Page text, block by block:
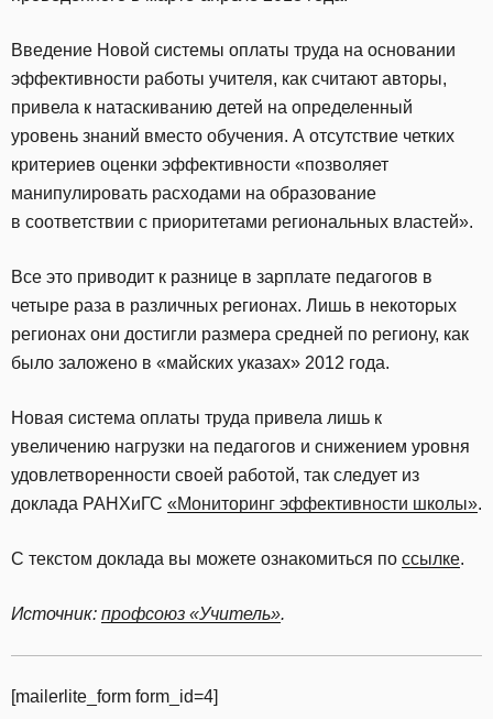
Введение Новой системы оплаты труда на основании
эффективности работы учителя, как считают авторы,
привела к натаскиванию детей на определенный
уровень знаний вместо обучения. А отсутствие четких
критериев оценки эффективности «позволяет
манипулировать расходами на образование
в соответствии с приоритетами региональных властей».
Все это приводит к разнице в зарплате педагогов в
четыре раза в различных регионах. Лишь в некоторых
регионах они достигли размера средней по региону, как
было заложено в «майских указах» 2012 года.
Новая система оплаты труда привела лишь к
увеличению нагрузки на педагогов и снижением уровня
удовлетворенности своей работой, так следует из
доклада РАНХиГС «Мониторинг эффективности школы».
С текстом доклада вы можете ознакомиться по ссылке.
Источник: профсоюз «Учитель».
[mailerlite_form form_id=4]